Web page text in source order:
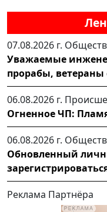
07.08.2026 г.
Уважаемые
прорабы, ветераны
06.08.2026 г.
Огненное ЧП:
06.08.2026 г.
Обновленный
Реклама Партнёра